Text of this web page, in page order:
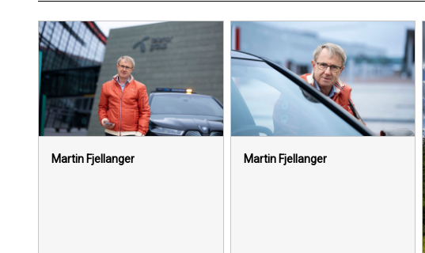
Martin Fjellanger Martin Fjellanger